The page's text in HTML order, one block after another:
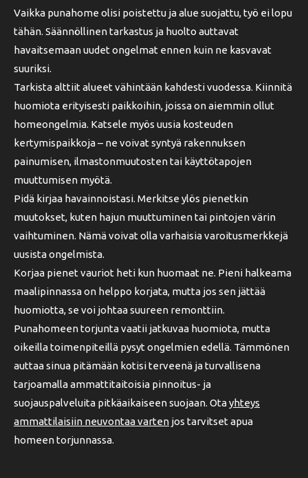
Vaikka punahome olisi poistettu ja alue suojattu, työ ei lopu
tähän. Säännöllinen tarkastus ja huolto auttavat
havaitsemaan uudet ongelmat ennen kuin ne kasvavat
suuriksi.
Tarkista alttiit alueet vähintään kahdesti vuodessa. Kiinnitä
huomiota erityisesti paikkoihin, joissa on aiemmin ollut
homeongelmia. Katsele myös uusia kosteuden
kertymispaikkoja – ne voivat syntyä rakennuksen
painumisen, ilmastonmuutosten tai käyttötapojen
muuttumisen myötä.
Pidä kirjaa havainnoistasi. Merkitse ylös pienetkin
muutokset, kuten hajun muuttuminen tai pintojen värin
vaihtuminen. Nämä voivat olla varhaisia varoitusmerkkejä
uusista ongelmista.
Korjaa pienet vauriot heti kun huomaat ne. Pieni halkeama
maalipinnassa on helppo korjata, mutta jos sen jättää
huomiotta, se voi johtaa suureen remonttiin.
Punahomeen torjunta vaatii jatkuvaa huomiota, mutta
oikeilla toimenpiteillä pysyt ongelmien edellä. Tämmönen
auttaa sinua pitämään kotisi terveenä ja turvallisena
tarjoamalla ammattitaitoisia pinnoitus- ja
suojauspalveluita pitkäaikaiseen suojaan. Otayhteys
ammattilaisiin neuvontaa varten jos tarvitset apua
homeen torjunnassa.